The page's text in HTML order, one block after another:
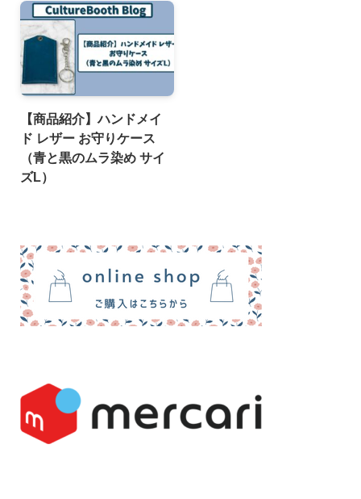
【商品紹介】ハンドメイ
ド レザー お守りケース
（青と黒のムラ染め サイ
ズL）